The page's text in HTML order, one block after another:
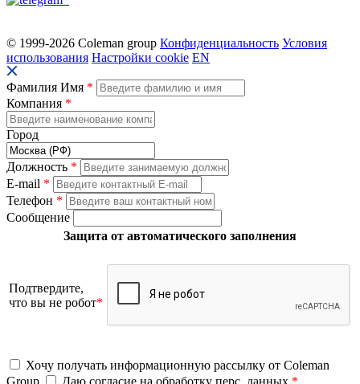
© 1999-2026 Coleman group Конфиденциальность Условия
использования Настройки cookie EN
Фамилия Имя *
Компания *
Город
Должность *
E-mail *
Телефон *
Сообщение
Защита от автоматического заполнения
Подтвердите,
что вы не робот*
Хочу получать информационную рассылку от Coleman
Group
Даю согласие на обработку перс. данных *